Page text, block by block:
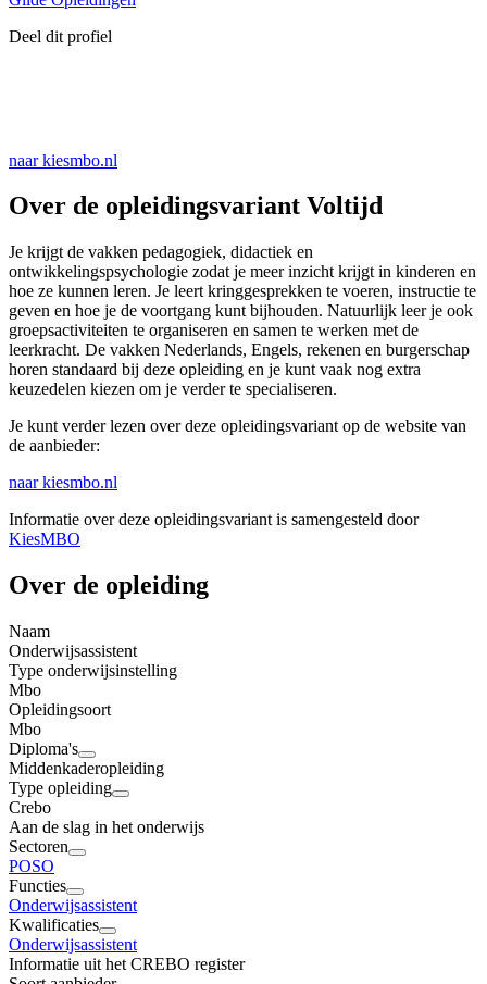
Deel dit profiel
naar kiesmbo.nl
Over de opleidingsvariant Voltijd
Je krijgt de vakken pedagogiek, didactiek en
ontwikkelingspsychologie zodat je meer inzicht krijgt in kinderen en
hoe ze kunnen leren. Je leert kringgesprekken te voeren, instructie te
geven en hoe je de voortgang kunt bijhouden. Natuurlijk leer je ook
groepsactiviteiten te organiseren en samen te werken met de
leerkracht. De vakken Nederlands, Engels, rekenen en burgerschap
horen standaard bij deze opleiding en je kunt vaak nog extra
keuzedelen kiezen om je verder te specialiseren.
Je kunt verder lezen over deze opleidingsvariant op de website van
de aanbieder:
naar kiesmbo.nl
Informatie over deze opleidingsvariant is samengesteld door
KiesMBO
Over de opleiding
Naam
Onderwijsassistent
Type onderwijsinstelling
Mbo
Opleidingsoort
Mbo
Diploma's
Middenkaderopleiding
Type opleiding
Crebo
Aan de slag in het onderwijs
Sectoren
POSO
Functies
Onderwijsassistent
Kwalificaties
Onderwijsassistent
Informatie uit het CREBO register